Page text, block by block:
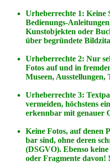
Urheberrechte 1: Keine
Bedienungs-
Kunstobjekten oder
über begründete
Urheberrechte 2: Nur
Fotos aufund in
Museen, Ausstellungen,
Urheberrechte 3:
vermeiden, höchstens
erkennbar mit genauer
Keine Fotos, auf denen
bar sind, ohne deren
(DSGVO). Ebenso
oder Fragmente davon! !